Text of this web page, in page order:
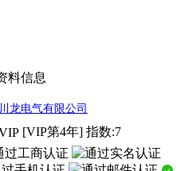
料信息
龙电气有限公司
[VIP第4年] 指数:7